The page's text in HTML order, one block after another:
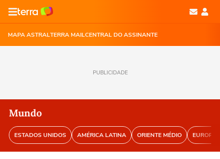
MAPA ASTRALTERRA MAILCENTRAL DO ASSINANTE
PUBLICIDADE
Mundo
ESTADOS UNIDOS AMÉRICA LATINA ORIENTE MÉDIO EUROPA